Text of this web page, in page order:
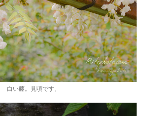
白い藤。見頃です。